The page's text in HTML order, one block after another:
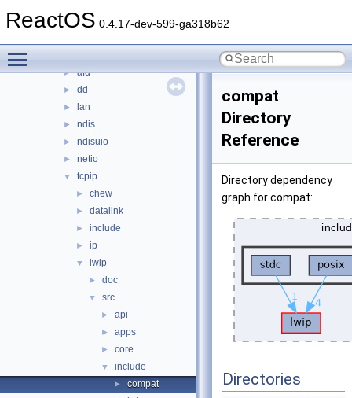
ReactOS 0.4.17-dev-599-ga318b62
► ksfilter
► afd
► dd
► lan
► ndis
► ndisuio
► netio
▼ tcpip
► chew
► datalink
► include
► ip
▼ lwip
► doc
▼ src
► api
► apps
► core
▼ include
► compat
compat
Directory
Reference
Directory dependency
graph for compat:
Directories